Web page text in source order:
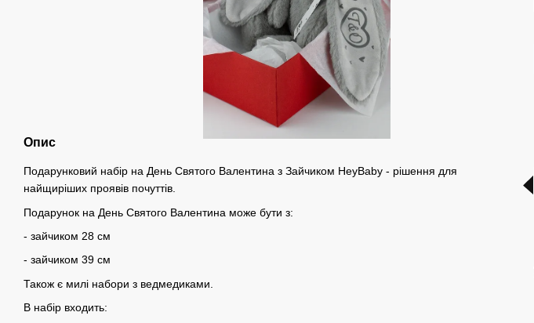
Опис
Подарунковий набір на День Святого Валентина з Зайчиком HeyBaby - рішення для
найщиріших проявів почуттів.
Подарунок на День Святого Валентина може бути з:
- зайчиком 28 см
- зайчиком 39 см
Також є милі набори з ведмедиками.
В набір входить: